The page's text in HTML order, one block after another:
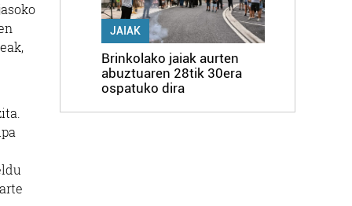
JAIAK
Brinkolako jaiak aurten
abuztuaren 28tik 30era
ospatuko dira